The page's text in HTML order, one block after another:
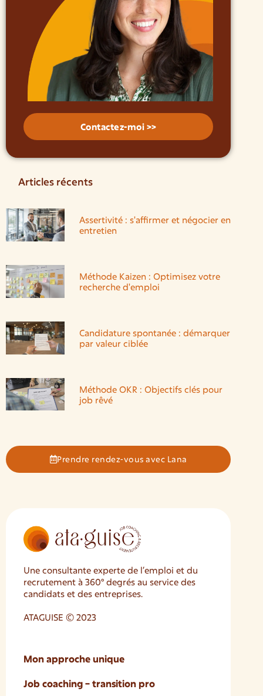
Contactez-moi >>
Articles récents
Assertivité : s'affirmer et négocier en
entretien
Méthode Kaizen : Optimisez votre
recherche d'emploi
Candidature spontanée : démarquer
par valeur ciblée
Méthode OKR : Objectifs clés pour
job rêvé
Prendre rendez-vous avec Lana
Une consultante experte de l’emploi et du
recrutement à 360° degrés au service des
candidats et des entreprises.
ATAGUISE © 2023
Mon approche unique
Job coaching – transition pro